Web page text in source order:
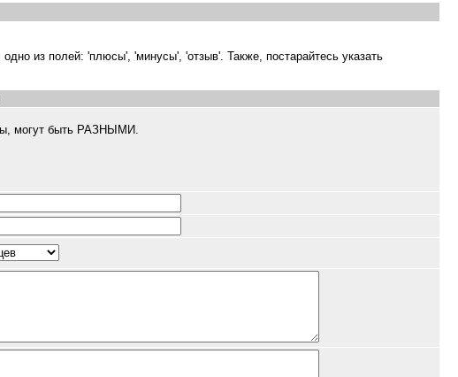
из полей: 'плюсы', 'минусы', 'отзыв'. Также, постарайтесь указать
могут быть РАЗНЫМИ.